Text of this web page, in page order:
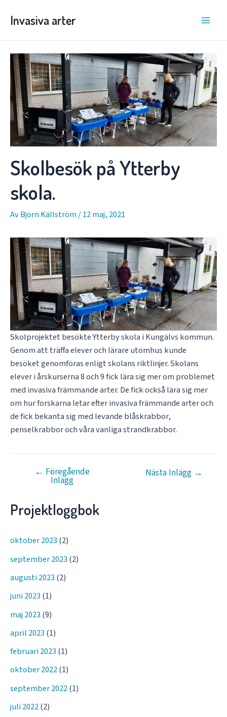
Invasiva arter
Skolbesök på Ytterby
skola.
AvBjörn Källström/12 maj, 2021
Skolprojektet besökte Ytterby skola i Kungälvs kommun.
Genom att träffa elever och lärare utomhus kunde
besöket genomföras enligt skolans riktlinjer. Skolans
elever i årskurserna 8 och 9 fick lära sig mer om problemet
med invasiva främmande arter. De fick också lära sig mer
om hur forskarna letar efter invasiva främmande arter och
de fick bekanta sig med levande blåskrabbor,
penselkrabbor och våra vanliga strandkrabbor.
Inläggsnavigering
← Föregående
Inlägg
Nästa Inlägg →
Projektloggbok
oktober 2023 (2)
september 2023 (2)
augusti 2023 (2)
juni 2023 (1)
maj 2023 (9)
april 2023 (1)
februari 2023 (1)
oktober 2022(1)
september 2022(1)
juli 2022(2)